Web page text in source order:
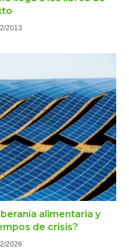
2013
alimentaria y
de crisis?
2026